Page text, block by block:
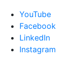
YouTube
Facebook
LinkedIn
Instagram